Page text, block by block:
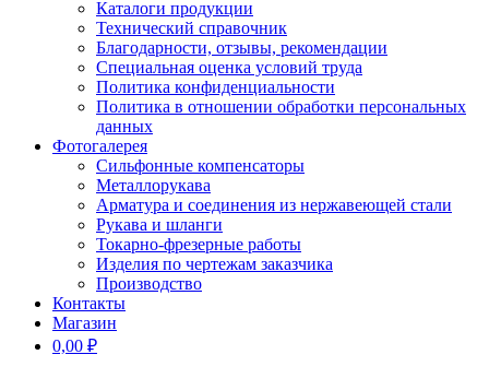
Каталоги продукции
Технический справочник
Благодарности, отзывы, рекомендации
Специальная оценка условий труда
Политика конфиденциальности
Политика в отношении обработки персональных
данных
Фотогалерея
Сильфонные компенсаторы
Металлорукава
Арматура и соединения из нержавеющей стали
Рукава и шланги
Токарно-фрезерные работы
Изделия по чертежам заказчика
Производство
Контакты
Магазин
0,00 ₽